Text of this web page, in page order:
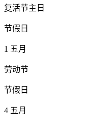
复活节主日
节假日
1 五月
劳动节
节假日
4 五月